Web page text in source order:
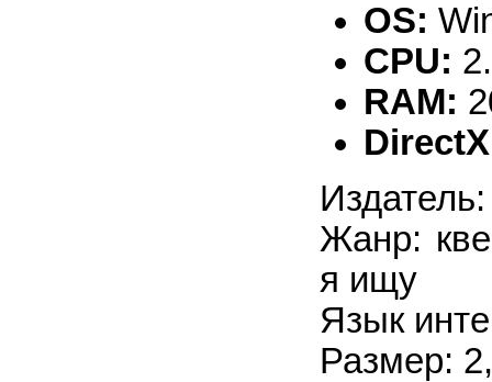
OS:
CPU:
RAM:
Жанр:
я ищу
Язык
Размер: